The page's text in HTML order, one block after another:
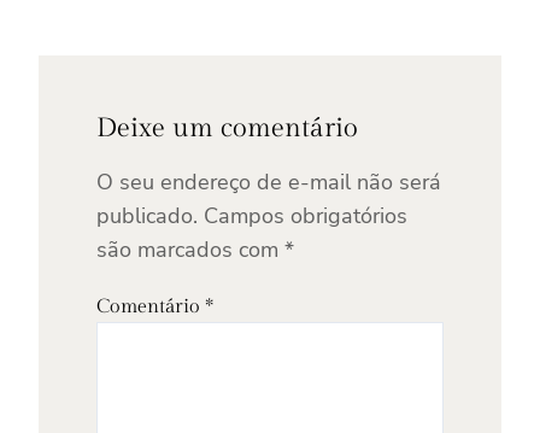
Deixe um comentário
O seu endereço de e-mail não será
publicado. Campos obrigatórios
são marcados com *
Comentário *